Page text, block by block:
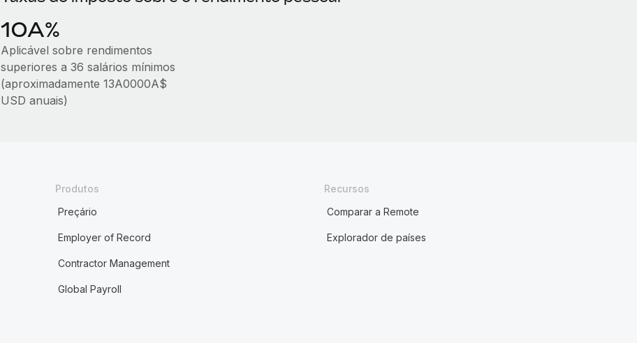
10A%
Aplicável sobre rendimentos
superiores a 36 salários mínimos
(aproximadamente 13A0000A$
USD anuais)
Produtos
Preçário
Employer of Record
Contractor Management
Global Payroll
Recursos
Comparar a Remote
Explorador de países